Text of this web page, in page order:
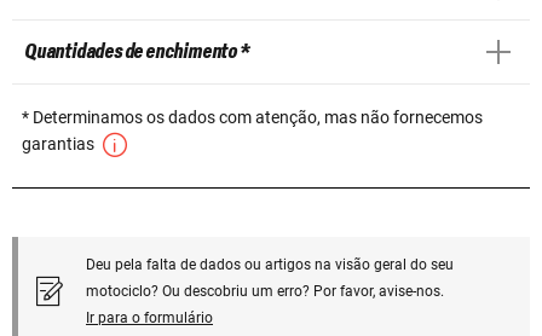
Quantidades de enchimento *
* Determinamos os dados com atenção, mas não fornecemos
garantias
Deu pela falta de dados ou artigos na visão geral do seu
motociclo? Ou descobriu um erro? Por favor, avise-nos.
Ir para o formulário